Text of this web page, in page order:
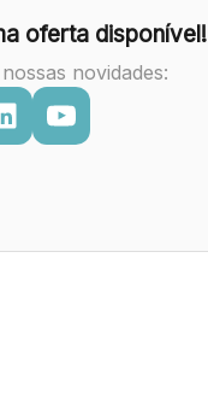
oferta disponível!
novidades: